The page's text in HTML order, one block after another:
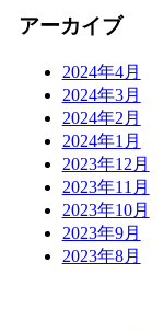
アーカイブ
2024年4月
2024年3月
2024年2月
2024年1月
2023年12月
2023年11月
2023年10月
2023年9月
2023年8月